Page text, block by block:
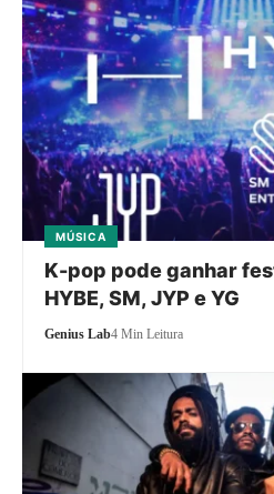
MÚSICA
K-pop pode ganhar
HYBE, SM, JYP e YG
Genius Lab4 Min Leitura